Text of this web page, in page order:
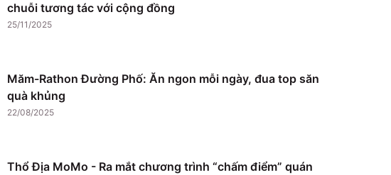
chuỗi tương tác với cộng đồng
25/11/2025
Măm-Rathon Đường Phố: Ăn ngon mỗi ngày, đua top săn
quà khủng
22/08/2025
Thổ Địa MoMo - Ra mắt chương trình “chấm điểm” quán